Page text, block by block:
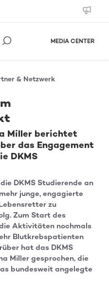
MEDIA CENTER
& Netzwerk
Miller berichtet
das Engagement
DKMS
DKMS Studierende an
junge, engagierte
zu
Zum Start des
Aktivitäten nochmals
Blutkrebspatienten
hat das DKMS
Miller gesprochen, die
bundesweit angelegte